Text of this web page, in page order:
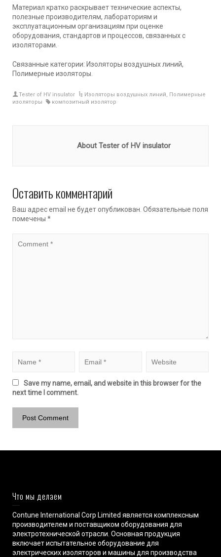
Материал кратко раскрывает технические аспекты,
полезные производителям, лабораториям и
эксплуатационным организациям при оценке
оборудования, стандартов и процессов, связанных с
изоляторами.
Связанные категории: Изоляторы воздушных линий,
Полимерные изоляторы.
Tester of HV insulator Изоляторы воздушных линий, Полимерные
изоляторы
композитный изолятор
About Tester of HV insulator
Оставить комментарий
Ваш адрес email не будет опубликован. Обязательные поля
помечены *
Save my name, email, and website in this browser for the
next time I comment.
Что мы делаем
Contune International Corp Limited является комплексным
производителем и поставщиком оборудования для
электротехнической отрасли. Основная продукция
включает испытательное оборудование для
электрических изоляторов и машины для производства